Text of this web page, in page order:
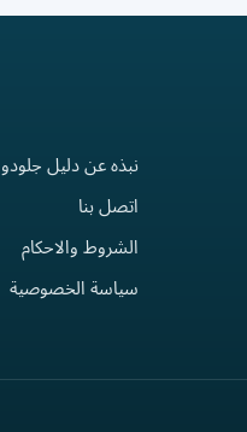
نبذه عن دليل جلودو
اتصل بنا
الشروط والاحكام
سياسة الخصوصية